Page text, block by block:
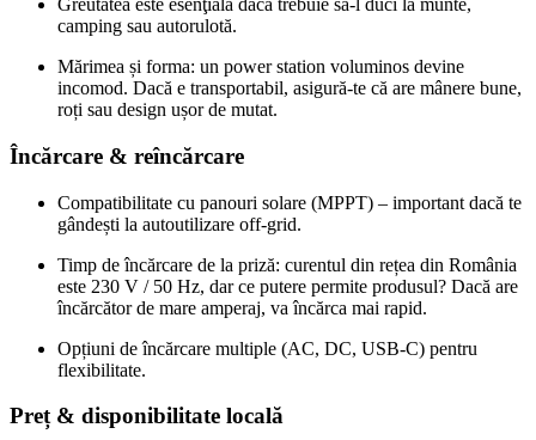
Greutatea este esenţială dacă trebuie să-l duci la munte,
camping sau autorulotă.
Mărimea și forma: un power station voluminos devine
incomod. Dacă e transportabil, asigură‑te că are mânere bune,
roți sau design ușor de mutat.
Încărcare & reîncărcare
Compatibilitate cu panouri solare (MPPT) – important dacă te
gândești la autoutilizare off‑grid.
Timp de încărcare de la priză: curentul din rețea din România
este 230 V / 50 Hz, dar ce putere permite produsul? Dacă are
încărcător de mare amperaj, va încărca mai rapid.
Opțiuni de încărcare multiple (AC, DC, USB‑C) pentru
flexibilitate.
Preț & disponibilitate locală